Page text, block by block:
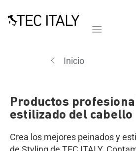
Mobile
Inicio
Productos
estilizado del cabello
Crea los mejores peinados y